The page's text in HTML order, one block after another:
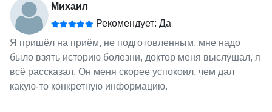
Михаил
Рекомендует: Да
Я пришёл на приём, не подготовленным, мне надо
было взять историю болезни, доктор меня выслушал, я
всё рассказал. Он меня скорее успокоил, чем дал
какую-то конкретную информацию.